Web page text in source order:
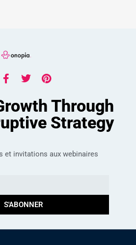
Through
Strategy
et invitations aux webinaires
S'ABONNER